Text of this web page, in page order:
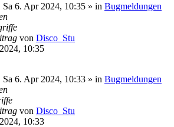
Sa 6. Apr 2024, 10:35 » in Bugmeldungen
von Disco_Stu
10:35
Sa 6. Apr 2024, 10:33 » in Bugmeldungen
von Disco_Stu
10:33